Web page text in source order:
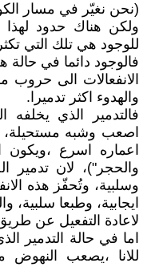
(نحن نغيّر في مسار
ولكن هناك حدود لهذا
للوجود هي تلك التي تكثر
فالوجود دائما في
الانفعالات الى حروب
والهدوء اكثر تدميرا.
فالتدمير الذي يخلفه
اصعب وشبه مستحيلة،
اعماره اسرع ،ويكون
والحجر")، لان تدمير
وسلبية، وتُحفّز هذه
ايجابية، وطبعا
لاعادة التفعيل عن
اما في حالة التدمير
للانا ،يصعب النهوض